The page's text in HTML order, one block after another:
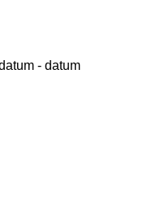
- datum